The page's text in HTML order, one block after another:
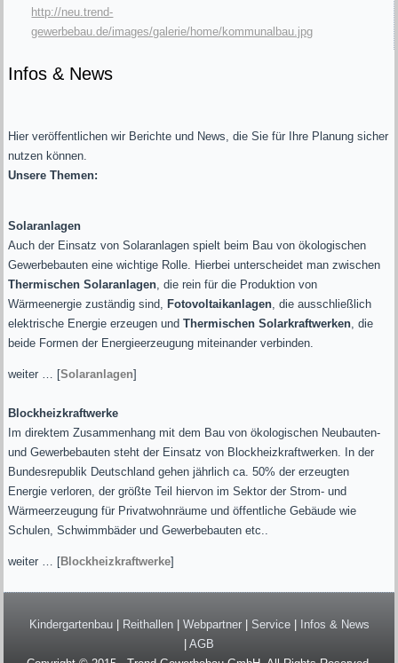
http://neu.trend-
gewerbebau.de/images/galerie/home/kommunalbau.jpg
Infos & News
Hier veröffentlichen wir Berichte und News, die Sie für Ihre Planung sicher
nutzen können.
Unsere Themen:
Solaranlagen
Auch der Einsatz von Solaranlagen spielt beim Bau von ökologischen
Gewerbebauten eine wichtige Rolle. Hierbei unterscheidet man zwischen
Thermischen Solaranlagen, die rein für die Produktion von
Wärmeenergie zuständig sind, Fotovoltaikanlagen, die ausschließlich
elektrische Energie erzeugen undThermischen Solarkraftwerken, die
beide Formen der Energieerzeugung miteinander verbinden.
weiter … [Solaranlagen]
Blockheizkraftwerke
Im direktem Zusammenhang mit dem Bau von ökologischen Neubauten-
und Gewerbebauten steht der Einsatz von Blockheizkraftwerken. In der
Bundesrepublik Deutschland gehen jährlich ca. 50% der erzeugten
Energie verloren, der größte Teil hiervon im Sektor der Strom- und
Wärmeerzeugung für Privatwohnräume und öffentliche Gebäude wie
Schulen, Schwimmbäder und Gewerbebauten etc..
weiter … [Blockheizkraftwerke]
Kindergartenbau| Reithallen| Webpartner| Service|
Infos & News
AGB